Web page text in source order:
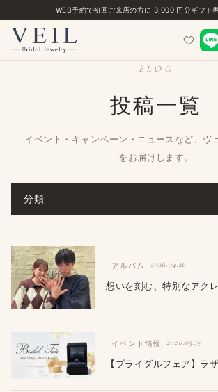
WEB予約で初回ご来店の方に 3,000 円分ギフト
BLOG
投稿一覧
イベント・キャンペーン・ニュースなど、ヴ
をお届けします。
アルバム 2026.04.26
想いを刻む、特別なアク
イベント情報 2026.03.19
【ブライダルフェア】ラ
分類